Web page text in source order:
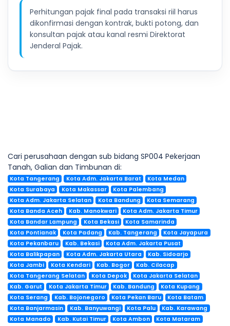
Perhitungan pajak final pada transaksi riil harus
dikonfirmasi dengan kontrak, bukti potong, dan
konsultan pajak atau kanal resmi Direktorat
Jenderal Pajak.
Cari perusahaan dengan sub bidang SP004 Pekerjaan
Tanah, Galian dan Timbunan di:
Kota Tangerang Kota Adm. Jakarta Barat
Kota Medan
Kota Surabaya
Kota Makassar
Kota Palembang
Kota Adm. Jakarta Selatan
Kota Bandung
Kota Semarang
Kota Banda Aceh
Kab. Manokwari
Kota Adm. Jakarta Timur
Kota Bandar Lampung
Kota Bekasi
Kota Samarinda
Kota Pontianak
Kota Padang Kab. Tangerang
Kota Jayapura
Kota Pekanbaru
Kab. Bekasi
Kota Adm. Jakarta Pusat
Kota Balikpapan
Kota Adm. Jakarta Utara
Kab. Sidoarjo
Kota Jambi
Kota Kendari Kab. Bogor
Kab. Cilacap
Kota Tangerang Selatan
Kota Depok
Kota Jakarta Selatan
Kab. Garut
Kota Jakarta Timur Kab. Bandung
Kota Kupang
Kota Serang
Kab. Bojonegoro Kota Pekan Baru
Kota Batam
Kota Banjarmasin
Kab. Banyuwangi Kota Palu
Kab. Karawang
Kota Manado
Kab. Kutai Timur Kota Ambon
Kota Mataram